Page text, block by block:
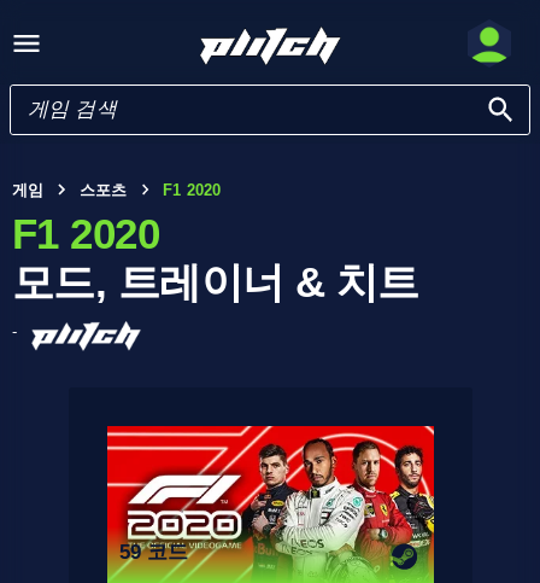
게임 스포츠 F1 2020
F1 2020
모드, 트레이너 & 치트
-
59 코드